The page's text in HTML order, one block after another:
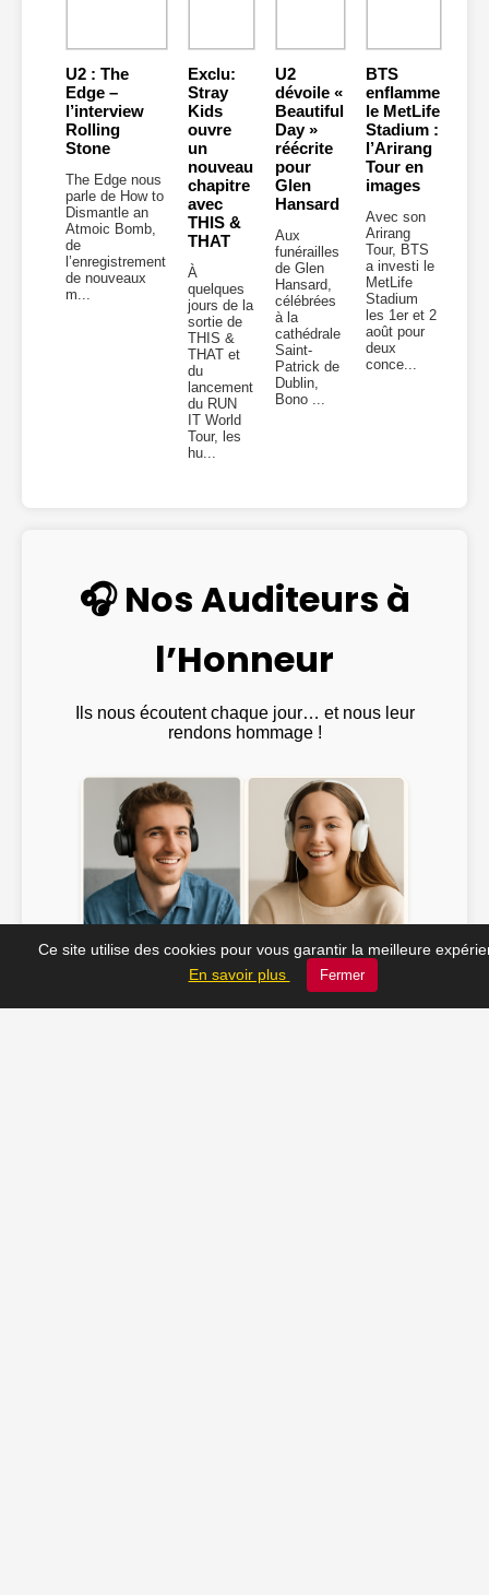
U2 : The
Edge –
l’interview
Rolling
Stone
The Edge nous
parle de How to
Dismantle an
Atmoic Bomb,
de
l’enregistrement
de nouveaux
m...
Exclu:
Stray
Kids
ouvre
un
nouveau
chapitre
avec
THIS &
THAT
À
quelques
jours de la
sortie de
THIS &
THAT et
du
lancement
du RUN
IT World
Tour, les
hu...
U2
dévoile «
Beautiful
Day »
réécrite
pour
Glen
Hansard
Aux
funérailles
de Glen
Hansard,
célébrées
à la
cathédrale
Saint-
Patrick de
Dublin,
Bono ...
BTS
enflamme
le MetLife
Stadium :
l’Arirang
Tour en
images
Avec son
Arirang
Tour, BTS
a investi le
MetLife
Stadium
les 1er et 2
août pour
deux
conce...
🎧 Nos Auditeurs à
l’Honneur
Ils nous écoutent chaque jour… et nous leur
rendons hommage !
@Julien_Rock ♫ Emma ♫
Ce site utilise des cookies pour vous garantir la meilleure
En savoir plus
Fermer